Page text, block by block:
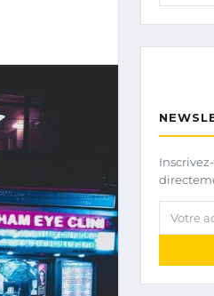
Votre